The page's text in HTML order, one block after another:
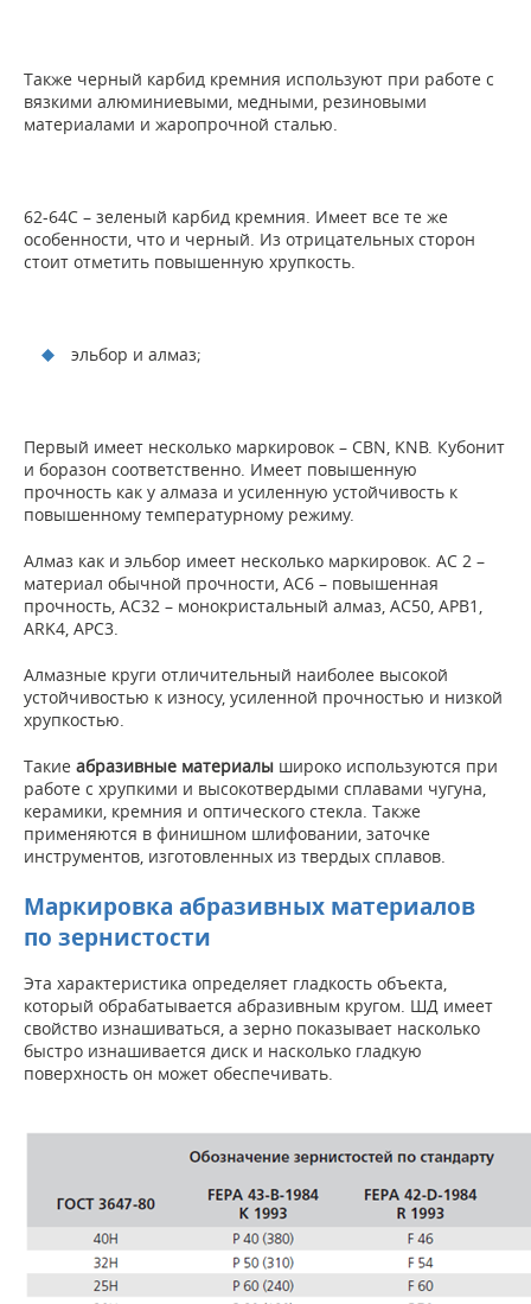
Также черный карбид кремния используют при работе с
вязкими алюминиевыми, медными, резиновыми
материалами и жаропрочной сталью.
62-64C – зеленый карбид кремния. Имеет все те же
особенности, что и черный. Из отрицательных сторон
стоит отметить повышенную хрупкость.
эльбор и алмаз;
Первый имеет несколько маркировок – CBN, KNB. Кубонит
и боразон соответственно. Имеет повышенную
прочность как у алмаза и усиленную устойчивость к
повышенному температурному режиму.
Алмаз как и эльбор имеет несколько маркировок. AC 2 –
материал обычной прочности, AC6 – повышенная
прочность, AC32 – монокристальный алмаз, AC50, APB1,
ARK4, APC3.
Алмазные круги отличительный наиболее высокой
устойчивостью к износу, усиленной прочностью и низкой
хрупкостью.
Такие абразивные материалы широко используются при
работе с хрупкими и высокотвердыми сплавами чугуна,
керамики, кремния и оптического стекла. Также
применяются в финишном шлифовании, заточке
инструментов, изготовленных из твердых сплавов.
Маркировка абразивных материалов
по зернистости
Эта характеристика определяет гладкость объекта,
который обрабатывается абразивным кругом. ШД имеет
свойство изнашиваться, а зерно показывает насколько
быстро изнашивается диск и насколько гладкую
поверхность он может обеспечивать.